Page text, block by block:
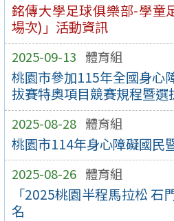
銘傳大學足球俱樂部-學童
場次)」活動資訊
2025-09-13 體育組
桃園市參加115年全國身心
拔賽特奧項目競賽規程暨選
2025-08-28 體育組
桃園市114年身心障礙國民
2025-08-26 體育組
「2025桃園半程馬拉松 石
名